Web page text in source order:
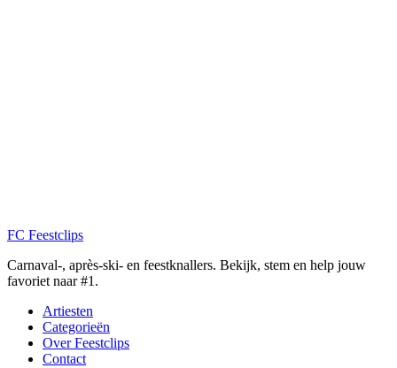
FC Feestclips
Carnaval-, après-ski- en feestknallers. Bekijk, stem en help jouw
favoriet naar #1.
Artiesten
Categorieën
Over Feestclips
Contact